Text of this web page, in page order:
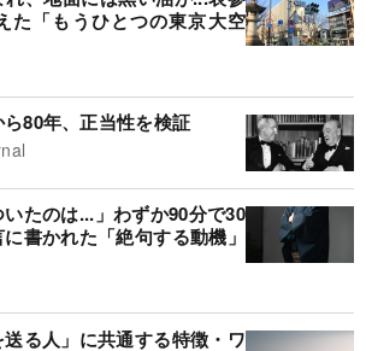
た「もうひとつの東京大空
ら80年、正当性を検証
いたのは...」わずか90分で30
書かれた「絶句する動機」
送る人」に共通する特徴・ワ